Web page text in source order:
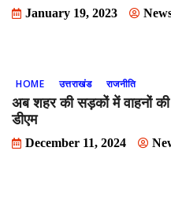
January 19, 2023
HOME उत्तराखंड राजनीति
अब शहर की सड़कों में वाहनों
डीएम
December 11, 2024